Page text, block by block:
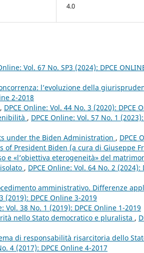
4.0
Vol. 67 No. SP3 (2024): DPCE
l’evoluzione della
2-2018
, DPCE Online: Vol. 44 No. 3 (2020): DPCE
, DPCE Online: Vol. 57 No. 1
under the Biden Administration , DPCE
of President Biden (a cura di Giuseppe
e «l’obiettiva eterogeneità» del
, DPCE Online: Vol. 64 No. 2 (2024):
amministrativo. Differenze
(2019): DPCE Online 3-2019
Vol. 38 No. 1 (2019): DPCE Online 1-2019
nello Stato democratico e pluralista ,
di responsabilità risarcitoria dello
4 (2017): DPCE Online 4-2017